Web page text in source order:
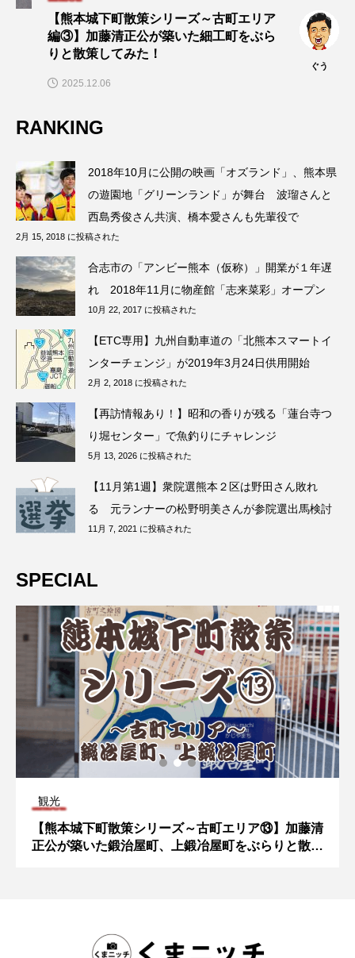
【熊本城下町散策シリーズ～古町エリア
編③】加藤清正公が築いた細工町をぶら
りと散策してみた！
ぐう
2025.12.06
RANKING
2018年10月に公開の映画「オズランド」、熊本県
の遊園地「グリーンランド」が舞台 波瑠さんと
西島秀俊さん共演、橋本愛さんも先輩役で
2月 15, 2018 に投稿された
合志市の「アンビー熊本（仮称）」開業が１年遅
れ 2018年11月に物産館「志来菜彩」オープン
10月 22, 2017 に投稿された
【ETC専用】九州自動車道の「北熊本スマートイ
ンターチェンジ」が2019年3月24日供用開始
2月 2, 2018 に投稿された
【再訪情報あり！】昭和の香りが残る「蓮台寺つ
り堀センター」で魚釣りにチャレンジ
5月 13, 2026 に投稿された
【11月第1週】衆院選熊本２区は野田さん敗れ
る 元ランナーの松野明美さんが参院選出馬検討
11月 7, 2021 に投稿された
SPECIAL
観光
【熊本城下町散策シリーズ～古町エリア⑬】加藤清
正公が築いた鍛治屋町、上鍛冶屋町をぶらりと散策